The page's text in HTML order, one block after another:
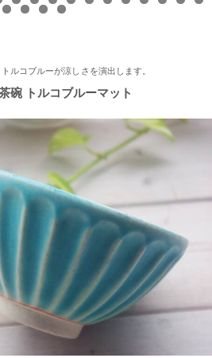
ります！≫ 今シーズンも元気に営業
ない商品たくさんご用意しておりま
ちしております。
ッケージに使用されました！≫ 5月7
カレー 北海道こしみず 三種のじゃが
パッケージに、当店のオリジナル商品
ーティーメインプレート】が使用さ
0 1 2 3 4 5 6 7 8 9
0 1 2 3
ルコブルーが涼しさを演出します。
碗 トルコブルーマット